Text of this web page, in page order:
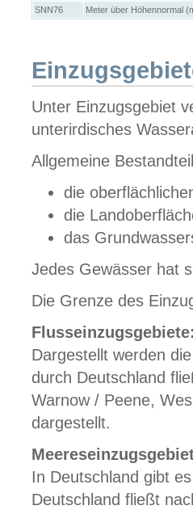
SNN76
Meter über Höhennormal
Unter Einzugsgebiet
unterirdisches
Allgemeine
die
die
das
Jedes Gewässer hat
Die Grenze des
Dargestellt werden
durch Deutschland
Warnow / Peene,
dargestellt.
In Deutschland gibt
Deutschland fließt